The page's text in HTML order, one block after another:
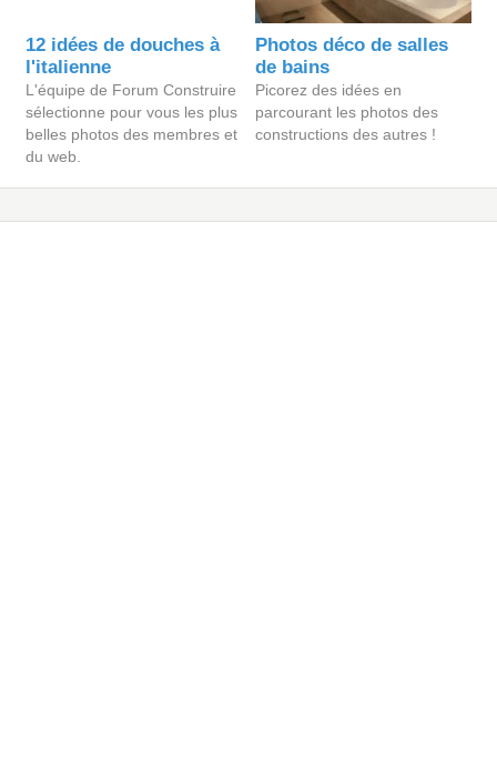
12 idées de douches à
l'italienne
L'équipe de Forum Construire
sélectionne pour vous les plus
belles photos des membres et
du web.
Photos déco de salles
de bains
Picorez des idées en
parcourant les photos des
constructions des autres !